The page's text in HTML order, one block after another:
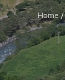
Home